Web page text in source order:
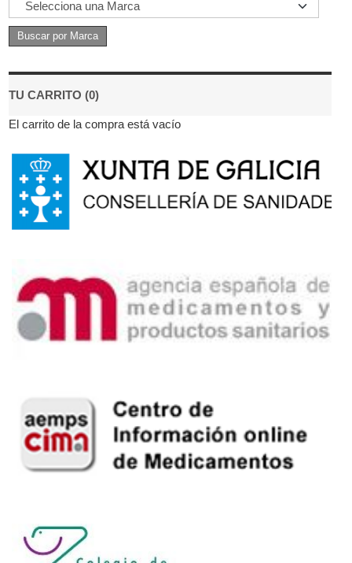
TU CARRITO (0)
El carrito de la compra está vacío